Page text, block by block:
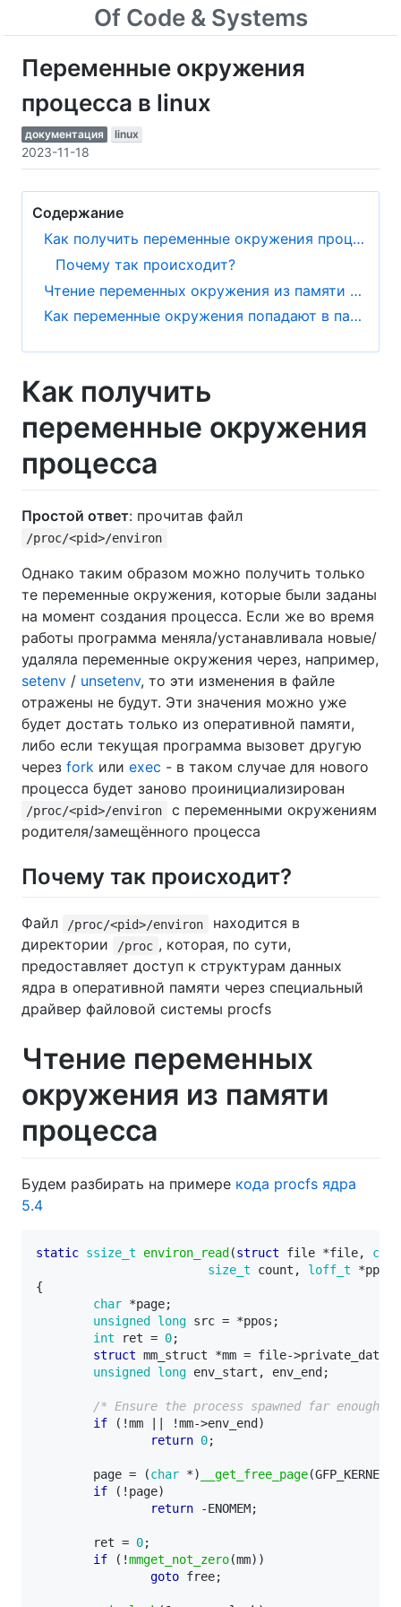
Of Code & Systems
Переменные окружения
процесса в linux
документация linux
2023-11-18
Содержание
Как получить переменные окружения процесса
Почему так происходит?
Чтение переменных окружения из памяти процесса
Как переменные окружения попадают в память при запуске процесса
Как получить
переменные окружения
процесса
Простой ответ: прочитав файл
/proc/<pid>/environ
Однако таким образом можно получить только
те переменные окружения, которые были заданы
на момент создания процесса. Если же во время
работы программа меняла/устанавливала новые/
удаляла переменные окружения через, например,
setenv / unsetenv, то эти изменения в файле
отражены не будут. Эти значения можно уже
будет достать только из оперативной памяти,
либо если текущая программа вызовет другую
через fork или exec - в таком случае для нового
процесса будет заново проинициализирован
/proc/<pid>/environ
с переменными окружениям
родителя/замещённого процесса
Почему так происходит?
Файл /proc/<pid>/environ
находится в
директории
/proc , которая, по сути,
предоставляет доступ к структурам данных
ядра в оперативной памяти через специальный
драйвер файловой системы procfs
Чтение переменных
окружения из памяти
процесса
Будем разбирать на примере кода procfs ядра
5.4
static ssize_t environ_read (struct file *file,
char
size_t
count , loff_t *ppos
{
char *page;
unsigned
long src = *ppos ;
int
ret = 0;
struct mm_struct *mm = file->private_data
unsigned
long env_start , env_end ;
/* Ensure the process spawned far enough
if
( !mm !mm->env_end )
return 0;
page = (char *) __get_free_page(GFP_KERNEL
if
( ! page)
return
-ENOMEM;
ret = 0;
if
( !mmget_not_zero(mm))
goto free;